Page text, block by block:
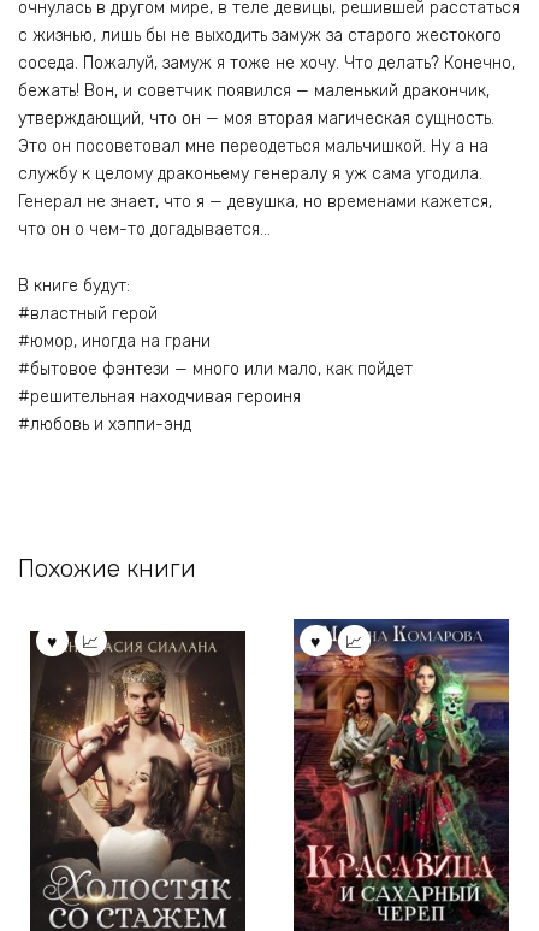
очнулась в другом мире, в теле девицы, решившей расстаться
с жизнью, лишь бы не выходить замуж за старого жестокого
соседа. Пожалуй, замуж я тоже не хочу. Что делать? Конечно,
бежать! Вон, и советчик появился — маленький дракончик,
утверждающий, что он — моя вторая магическая сущность.
Это он посоветовал мне переодеться мальчишкой. Ну а на
службу к целому драконьему генералу я уж сама угодила.
Генерал не знает, что я — девушка, но временами кажется,
что он о чем-то догадывается…
В книге будут:
#властный герой
#юмор, иногда на грани
#бытовое фэнтези — много или мало, как пойдет
#решительная находчивая героиня
#любовь и хэппи-энд
Похожие книги